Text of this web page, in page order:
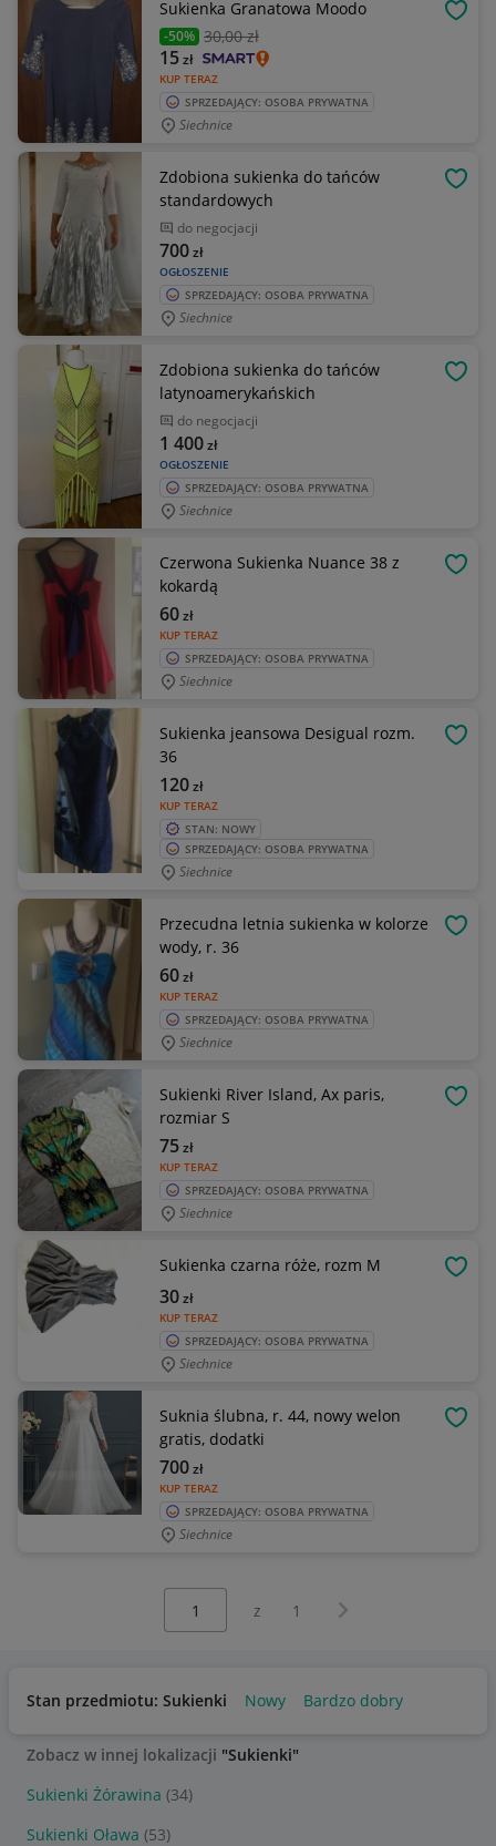
Sukienka Granatowa Moodo
-50% 30,00 zł
KUP TERAZ
15zł
SPRZEDAJĄCY: OSOBA PRYWATNA
Siechnice
Zdobiona sukienka do tańców
standardowych
do negocjacji
OGŁOSZENIE
700zł
SPRZEDAJĄCY: OSOBA PRYWATNA
Siechnice
Zdobiona sukienka do tańców
latynoamerykańskich
do negocjacji
OGŁOSZENIE
1 400zł
SPRZEDAJĄCY: OSOBA PRYWATNA
Siechnice
Czerwona Sukienka Nuance 38 z
kokardą
KUP TERAZ
60zł
SPRZEDAJĄCY: OSOBA PRYWATNA
Siechnice
Sukienka jeansowa Desigual rozm.
36
KUP TERAZ
120zł
STAN: NOWY
SPRZEDAJĄCY: OSOBA PRYWATNA
Siechnice
Przecudna letnia sukienka w kolorze
wody, r. 36
KUP TERAZ
60zł
SPRZEDAJĄCY: OSOBA PRYWATNA
Siechnice
Sukienki River Island, Ax paris,
rozmiar S
KUP TERAZ
75zł
SPRZEDAJĄCY: OSOBA PRYWATNA
Siechnice
Sukienka czarna róże, rozm M
KUP TERAZ
30zł
SPRZEDAJĄCY: OSOBA PRYWATNA
Siechnice
Suknia ślubna, r. 44, nowy welon
gratis, dodatki
KUP TERAZ
700zł
SPRZEDAJĄCY: OSOBA PRYWATNA
Siechnice
z 1 Następna strona
Stan przedmiotu: Sukienki Nowy Bardzo dobry
Zobacz w innej lokalizacji "Sukienki"
Sukienki Żórawina (34)
Sukienki Oława (53)